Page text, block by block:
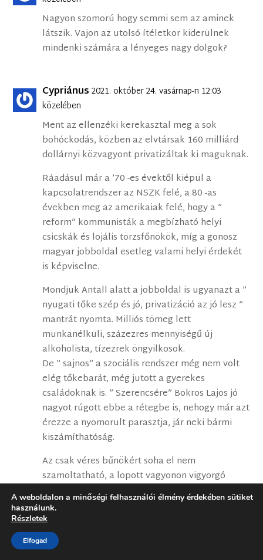
Nagyon szomorú hogy semmi sem az aminek
látszik. Vajon az utolsó ítéletkor kiderülnek
mindenki számára a lényeges nagy dolgok?
Cypriánus 2021. október 24. vasárnap-n 12:03
közelében
Ment az ellenzéki kerekasztal meg a sok
bohóckodás, közben az elvtársak 160 milliárd
dollárnyi közvagyont privatizáltak ki maguknak.
Ráadásul már a ’70 -es évektől kiépül a
kapcsolatrendszer az NSZK felé, a 80 -as
években meg az amerikaiak felé, hogy a ”
reform” kommunisták a megbízható helyi
csicskák és lojális törzsfőnökök, míg a gonosz
magyar jobboldal esetleg valami helyi érdekét
is képviselne.
Mondjuk Antall alatt a jobboldal is ugyanazt a ”
nyugati tőke szép és jó, privatizáció az jó lesz ”
mantrát nyomta. Milliós tömeg lett
munkanélküli, százezres mennyiségű új
alkoholista, tízezrek öngyilkosok.
De ” sajnos” a szociális rendszer még nem volt
elég tőkebarát, még jutott a gyerekes
családoknak is. ” Szerencsére” Bokros Lajos jó
nagyot rúgott ebbe a rétegbe is, nehogy már azt
érezze a nyomorult parasztja, jár neki bármi
kiszámíthatóság.
Az csak véres bűnökért soha el nem
szamoltatható, a lopott vagyonon vigyorgó
kádereknek járt, akik a fényességes Nyugat új
kedvencei is lettek, sőt vannak a mai napig.
” Igazság nélkül nincs boldogság”… tényleg
nincs.
A weboldalon a minőségi felhasználói élmény érdekében sütiket
használunk.
Részletek
Elfogad